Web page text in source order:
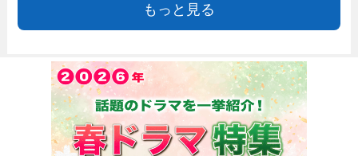
もっと見る